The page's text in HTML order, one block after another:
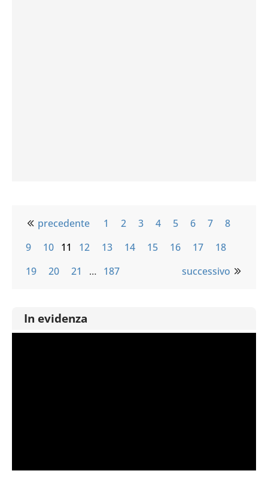
precedente 1 2 3 4 5 6 7
8
9
10 11 12 13 14 15 16 17
18
19
20 21 … 187 successivo
In evidenza